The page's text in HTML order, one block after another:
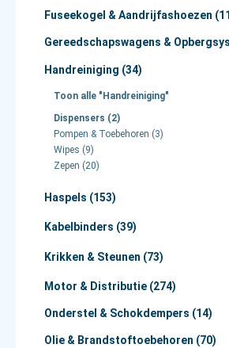
Fuseekogel & Aandrijfashoezen
Gereedschapswagens &
Handreiniging (34)
Toon alle "Handreiniging"
Dispensers (2)
Pompen & Toebehoren (3)
Wipes (9)
Zepen (20)
Haspels (153)
Kabelbinders (39)
Krikken & Steunen (73)
Motor & Distributie (274)
Onderstel & Schokdempers (14)
Olie & Brandstoftoebehoren (70)